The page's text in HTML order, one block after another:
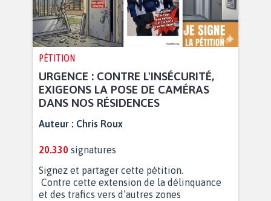
PÉTITION
URGENCE : CONTRE L'INSÉCURITÉ,
EXIGEONS LA POSE DE CAMÉRAS
DANS NOS RÉSIDENCES
Auteur : Chris Roux
20.330 signatures
Signez et partager cette pétition.
Contre cette extension de la délinquance
et des trafics vers d’autres zones